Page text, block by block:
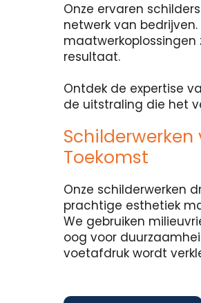
Onze ervaren
netwerk van
resultaat.
Ontdek de expertise
de uitstraling die het
Toekomst
Onze schilderwerken
prachtige esthetiek
We gebruiken
oog voor
voetafdruk wordt